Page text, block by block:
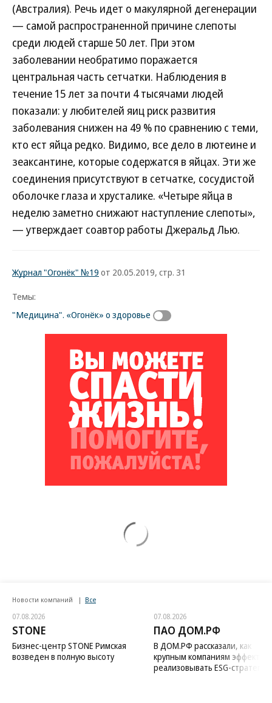
(Австралия). Речь идет о макулярной дегенерации
— самой распространенной причине слепоты
среди людей старше 50 лет. При этом
заболевании необратимо поражается
центральная часть сетчатки. Наблюдения в
течение 15 лет за почти 4 тысячами людей
показали: у любителей яиц риск развития
заболевания снижен на 49 % по сравнению с теми,
кто ест яйца редко. Видимо, все дело в лютеине и
зеаксантине, которые содержатся в яйцах. Эти же
соединения присутствуют в сетчатке, сосудистой
оболочке глаза и хрусталике. «Четыре яйца в
неделю заметно снижают наступление слепоты»,
— утверждает соавтор работы Джеральд Лью.
Журнал "Огонёк" №19 от 20.05.2019, стр. 31
Темы:
"Медицина". «Огонёк» о здоровье
Новости компаний Все
07.08.2026
STONE
Бизнес-центр STONE Римская
возведен в полную высоту
07.08.2026
ПАО ДОМ.РФ
В ДОМ.РФ рассказали, как
крупным компаниям
реализовывать ESG-стратегию